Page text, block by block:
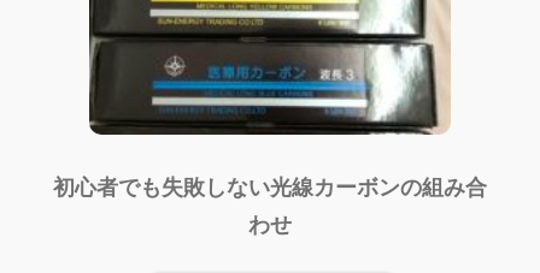
初心者でも失敗しない光線カーボンの組み合
わせ